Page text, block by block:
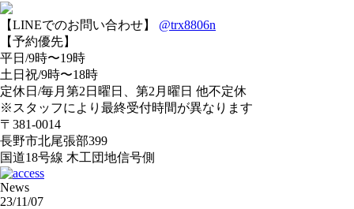
【LINEでのお問い合わせ】 @trx8806n
【予約優先】
平日/9時〜19時
土日祝/9時〜18時
定休日/毎月第2日曜日、第2月曜日 他不定休
※スタッフにより最終受付時間が異なります
〒381-0014
長野市北尾張部399
国道18号線 木工団地信号側
News
23/11/07